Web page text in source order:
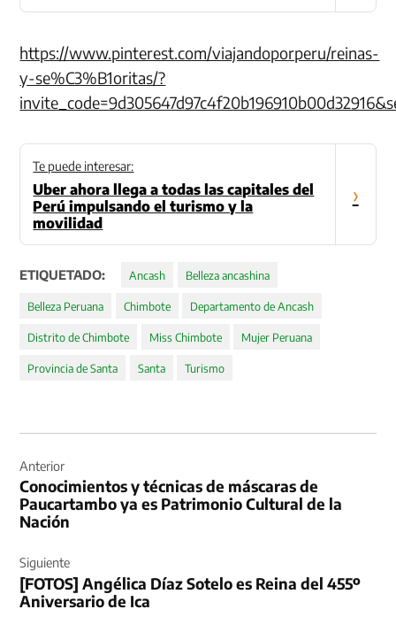
https://www.pinterest.com/viajandoporperu/reinas-
y-se%C3%B1oritas/?
Te puede interesar:
Uber ahora llega a todas las capitales del
Perú impulsando el turismo y la
movilidad
›
ETIQUETADO: Ancash Belleza ancashina
Belleza Peruana Chimbote Departamento de Ancash
Distrito de Chimbote Miss Chimbote Mujer Peruana
Provincia de Santa Santa Turismo
de
entradas
Anterior
Conocimientos y técnicas de máscaras de
Paucartambo ya es Patrimonio Cultural de la
Nación
Siguiente
[FOTOS] Angélica Díaz Sotelo es Reina del 455º
Aniversario de Ica